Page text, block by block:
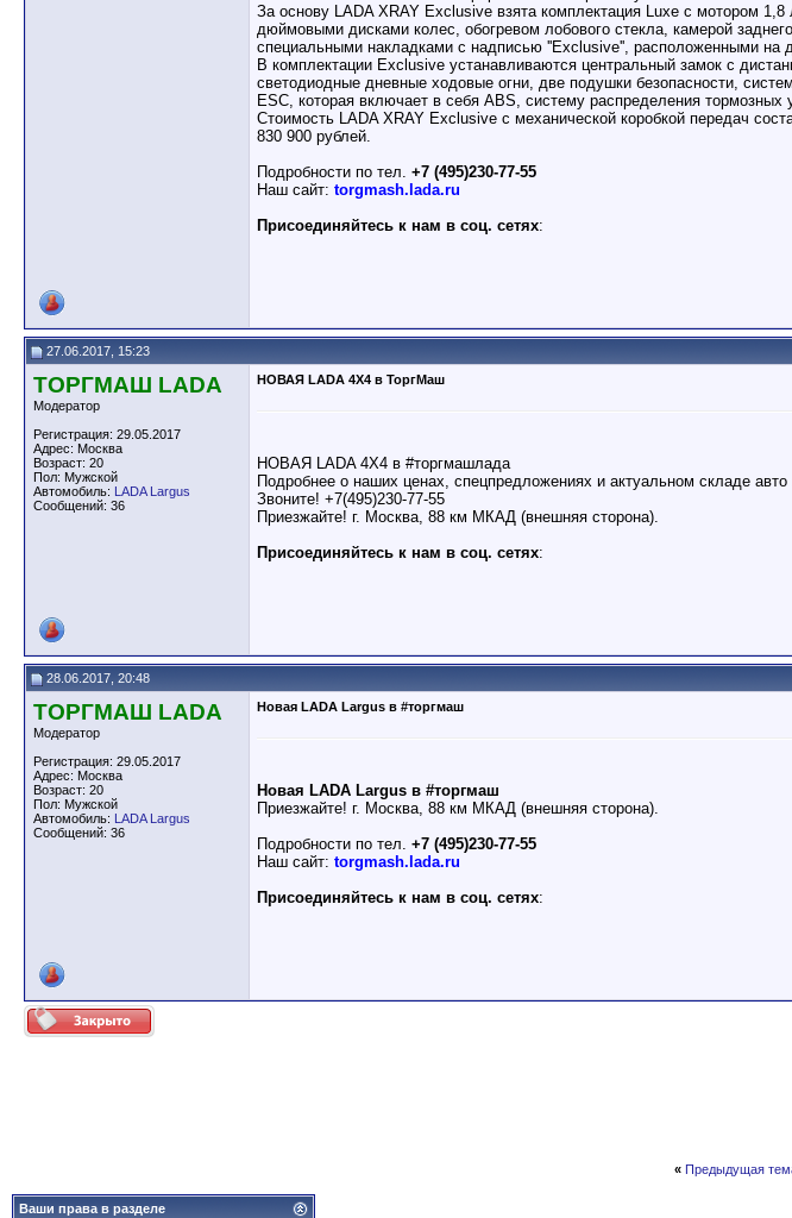
За основу LADA XRAY Exclusive взята комплектация Luxe с мотором
дюймовыми дисками колес, обогревом лобового стекла, камерой
специальными накладками с надписью ''Exclusive'', расположенными на
В комплектации Exclusive устанавливаются центральный замок с
светодиодные дневные ходовые огни, две подушки безопасности,
ESC, которая включает в себя ABS, систему распределения
Стоимость LADA XRAY Exclusive с механической коробкой передач
830 900 рублей.
Подробности по тел. +7 (495)230-77-55
Наш сайт: torgmash.lada.ru
Присоединяйтесь к нам в соц. сетях:
27.06.2017, 15:23
ТОРГМАШ LADA
Модератор
Регистрация: 29.05.2017
Адрес: Москва
Возраст: 20
Пол: Мужской
Автомобиль: LADA Largus
Сообщений: 36
НОВАЯ LADA 4X4 в ТоргМаш
НОВАЯ LADA 4X4 в #торгмашлада
Подробнее о наших ценах, спецпредложениях и актуальном складе
Звоните! +7(495)230-77-55
Приезжайте! г. Москва, 88 км МКАД (внешняя сторона).
Присоединяйтесь к нам в соц. сетях:
28.06.2017, 20:48
ТОРГМАШ LADA
Модератор
Регистрация: 29.05.2017
Адрес: Москва
Возраст: 20
Пол: Мужской
Автомобиль: LADA Largus
Сообщений: 36
Новая LADA Largus в #торгмаш
Новая LADA Largus в #торгмаш
Приезжайте! г. Москва, 88 км МКАД (внешняя сторона).
Подробности по тел. +7 (495)230-77-55
Наш сайт: torgmash.lada.ru
Присоединяйтесь к нам в соц. сетях:
« Предыдущая
Ваши права в разделе